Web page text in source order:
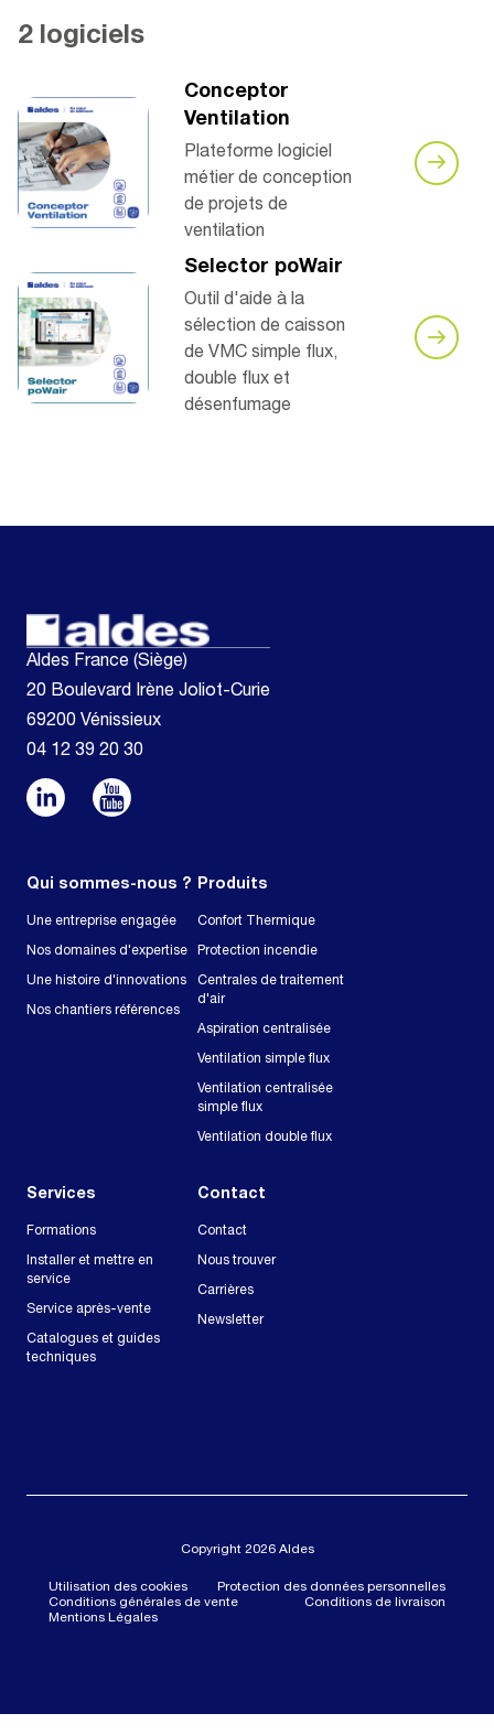
2 logiciels
Conceptor
Ventilation
Plateforme logiciel
métier de conception
de projets de
ventilation
Selector poWair
Outil d'aide à la
sélection de caisson
de VMC simple flux,
double flux et
désenfumage
Aldes France (Siège)
20 Boulevard Irène Joliot-Curie
69200 Vénissieux
04 12 39 20 30
Qui sommes-nous ?
Une entreprise engagée
Nos domaines d'expertise
Une histoire d'innovations
Nos chantiers références
Produits
Confort Thermique
Protection incendie
Centrales de traitement
d'air
Aspiration centralisée
Ventilation simple flux
Ventilation centralisée
simple flux
Ventilation double flux
Services
Formations
Installer et mettre en
service
Service après-vente
Catalogues et guides
techniques
Contact
Contact
Nous trouver
Carrières
Newsletter
Copyright 2026 Aldes
Utilisation des cookies
Protection des données personnelles
Conditions générales de vente
Conditions de livraison
Mentions Légales